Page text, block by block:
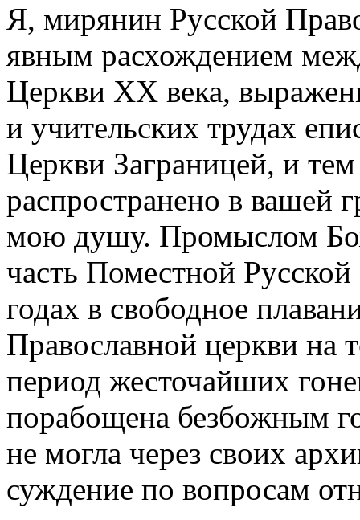
Я, мирянин Русской
явным расхождением
Церкви XX века,
и учительских трудах
Церкви Заграницей, и
распространено в вашей
мою душу. Промыслом
часть Поместной
годах в свободное
Православной церкви
период жесточайших
порабощена безбожным
не могла через своих
суждение по вопросам